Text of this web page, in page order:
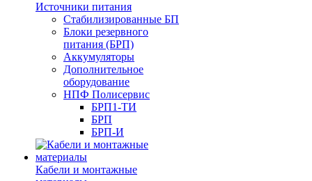
Источники питания
Стабилизированные БП
Блоки резервного
питания (БРП)
Аккумуляторы
Дополнительное
оборудование
НПФ Полисервис
БРП1-ТИ
БРП
БРП-И
Кабели и монтажные